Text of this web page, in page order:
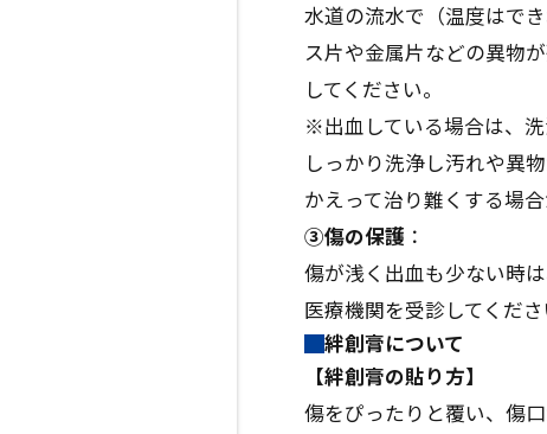
水道の流水で（温度はで
ス片や金属片などの異物
してください。
※出血している場合は、
しっかり洗浄し汚れや異
かえって治り難くする場
③傷の保護 ：
傷が浅く出血も少ない時
医療機関を受診してくださ
絆創膏について
【絆創膏の貼り方】
傷をぴったりと覆い、傷